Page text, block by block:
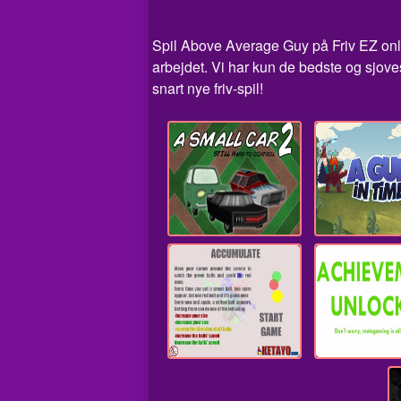
Spil Above Average Guy på Friv EZ
arbejdet. Vi har kun de bedste og
snart nye friv-spil!